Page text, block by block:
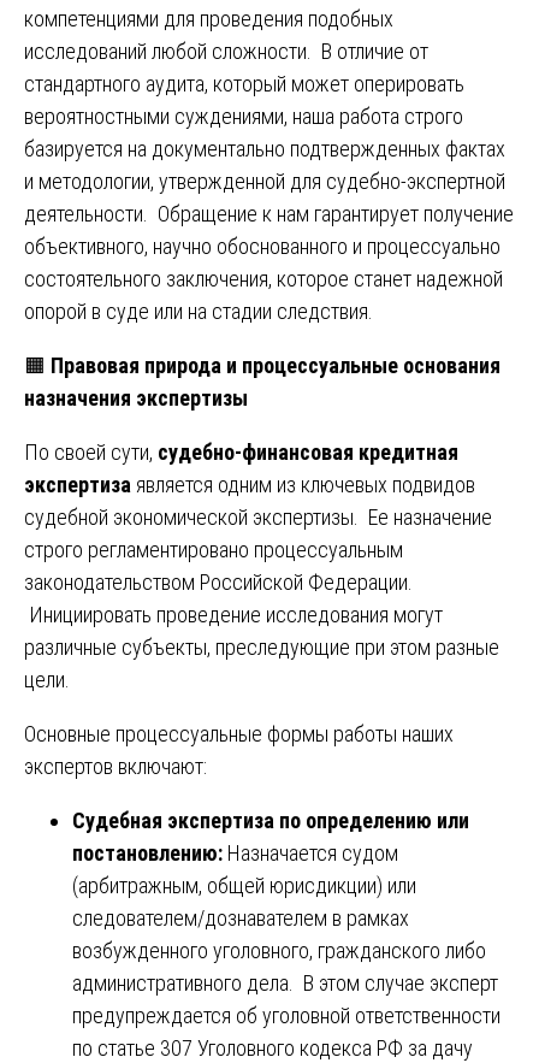
компетенциями для проведения подобных
исследований любой сложности. В отличие от
стандартного аудита, который может оперировать
вероятностными суждениями, наша работа строго
базируется на документально подтвержденных фактах
и методологии, утвержденной для судебно-экспертной
деятельности. Обращение к нам гарантирует получение
объективного, научно обоснованного и процессуально
состоятельного заключения, которое станет надежной
опорой в суде или на стадии следствия.
🟧 Правовая природа и процессуальные основания
назначения экспертизы
По своей сути, судебно-финансовая кредитная
экспертиза является одним из ключевых подвидов
судебной экономической экспертизы. Ее назначение
строго регламентировано процессуальным
законодательством Российской Федерации.
Инициировать проведение исследования могут
различные субъекты, преследующие при этом разные
цели.
Основные процессуальные формы работы наших
экспертов включают:
Судебная экспертиза по определению или
постановлению: Назначается судом
(арбитражным, общей юрисдикции) или
следователем/дознавателем в рамках
возбужденного уголовного, гражданского либо
административного дела. В этом случае эксперт
предупреждается об уголовной ответственности
по статье 307 Уголовного кодекса РФ за дачу